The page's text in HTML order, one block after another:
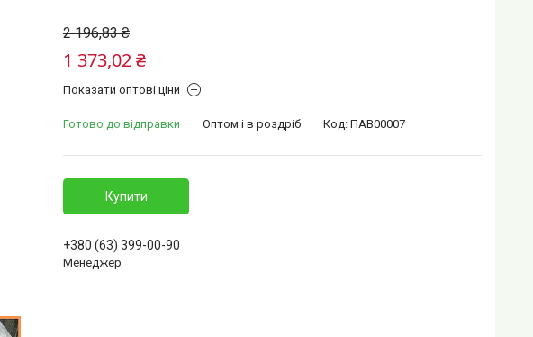
2 196,83 ₴
1 373,02 ₴
Показати оптові ціни
Готово до відправки Оптом і в роздріб Код: ПАВ00007
Купити
+380 (63) 399-00-90
Менеджер